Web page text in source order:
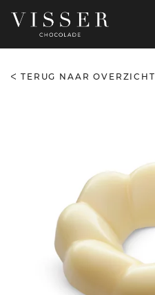
TERUG NAAR OVERZICHT